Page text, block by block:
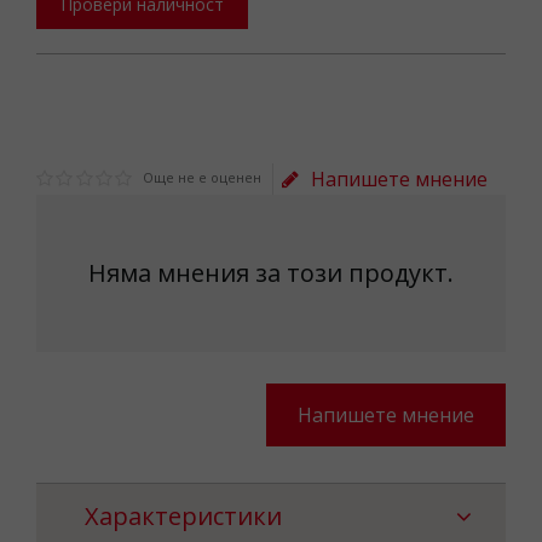
Още не е оценен Напишете мнение
Няма мнения за този продукт.
Напишете мнение
Характеристики